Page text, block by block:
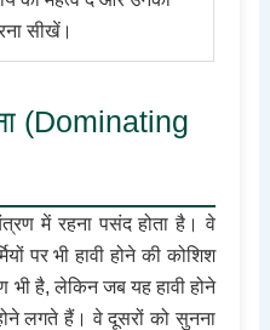
सीखें।
(Dominating
में रहना पसंद होता है। वे
पर भी हावी होने की कोशिश
है, लेकिन जब यह हावी होने
लगते हैं। वे दूसरों को सुनना